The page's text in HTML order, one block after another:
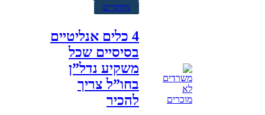
מחקרים
4 כלים אנליטיים
בסיסיים שכל
משקיע נדל”ן
בחו”ל צריך
להכיר